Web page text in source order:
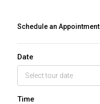
Schedule an Appointment
Date
Time